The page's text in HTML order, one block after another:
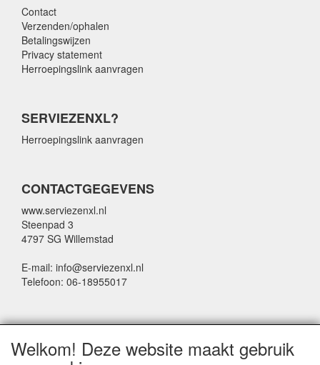
Contact
Verzenden/ophalen
Betalingswijzen
Privacy statement
Herroepingslink aanvragen
SERVIEZENXL?
Herroepingslink aanvragen
CONTACTGEGEVENS
www.serviezenxl.nl
Steenpad 3
4797 SG Willemstad
E-mail: info@serviezenxl.nl
Telefoon: 06-18955017
Voornaam
Welkom! Deze website maakt gebruik